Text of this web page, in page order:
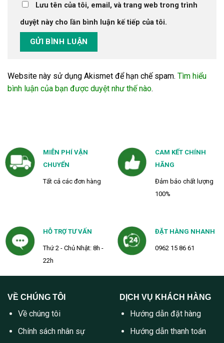
Lưu tên của tôi, email, và trang web trong trình
duyệt này cho lần bình luận kế tiếp của tôi.
Website này sử dụng Akismet để hạn chế spam. Tìm hiểu
bình luận của bạn được duyệt như thế nào.
MIỄN PHÍ VẬN
CHUYỂN
Tất cả các đơn hàng
CAM KẾT CHÍNH
HÃNG
Đảm bảo chất lượng
100%
HỖ TRỢ TƯ VẤN
Thứ 2 - Chủ Nhật: 8h -
22h
ĐẶT HÀNG NHANH
0962 15 86 61
VỀ CHÚNG TÔI
Về chúng tôi
Chính sách nhân sự
DỊCH VỤ KHÁCH HÀNG
Hướng dẫn đặt hàng
Hướng dẫn thanh toán